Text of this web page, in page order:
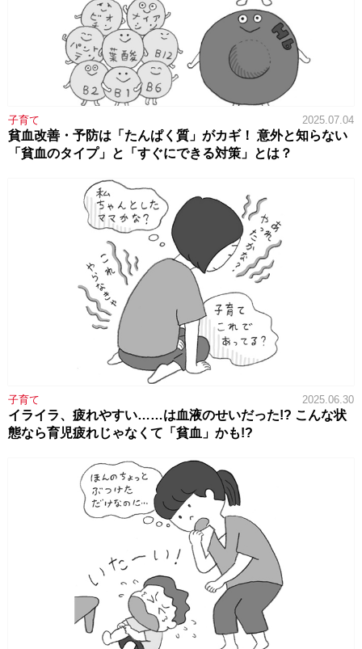
子育て 2025.07.04
貧血改善・予防は「たんぱく質」がカギ！ 意外と知らない
「貧血のタイプ」と「すぐにできる対策」とは？
子育て 2025.06.30
イライラ、疲れやすい……は血液のせいだった!? こんな状
態なら育児疲れじゃなくて「貧血」かも!?